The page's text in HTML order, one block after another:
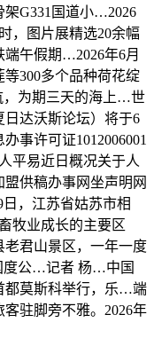
架G331国道小…2026
，图片展精选20余幅
午假期…2026年6月
300多个品种荷花绽
，为期三天的海上…世
达沃斯论坛）将于6
事许可证1012006001
平易近日概况关于人
供稿办事网坐声明网
，江苏省姑苏市相
牧业成长的主要区
君山景区，一年一度
度公…记者 杨…中国
都莫斯科举行，乐…端
驻脚旁不雅。2026年